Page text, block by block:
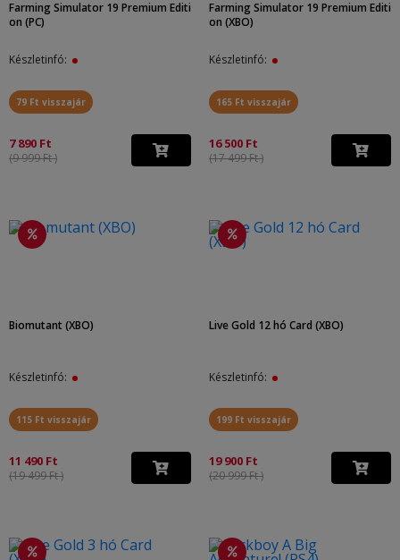
Farming Simulator 19 Premium Editi
on (PC)
Készletinfó:
79 Ft visszajár
7 890 Ft
(9 999 Ft )
Farming Simulator 19 Premium Editi
on (XBO)
Készletinfó:
165 Ft visszajár
16 500 Ft
(17 499 Ft )
Biomutant (XBO)
Készletinfó:
115 Ft visszajár
11 490 Ft
(19 499 Ft )
Live Gold 12 hó Card (XBO)
Készletinfó:
199 Ft visszajár
19 900 Ft
(20 999 Ft )